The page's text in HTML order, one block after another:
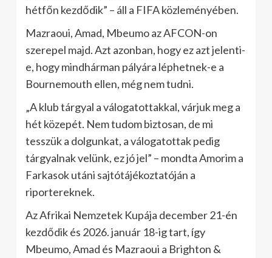
hétfőn kezdődik” – áll a FIFA közleményében.
Mazraoui, Amad, Mbeumo az AFCON-on
szerepel majd. Azt azonban, hogy ez azt jelenti-
e, hogy mindhárman pályára léphetnek-e a
Bournemouth ellen, még nem tudni.
„A klub tárgyal a válogatottakkal, várjuk meg a
hét közepét. Nem tudom biztosan, de mi
tesszük a dolgunkat, a válogatottak pedig
tárgyalnak velünk, ez jó jel” – mondta Amorim a
Farkasok utáni sajtótájékoztatóján a
riportereknek.
Az Afrikai Nemzetek Kupája december 21-én
kezdődik és 2026. január 18-ig tart, így
Mbeumo, Amad és Mazraoui a Brighton &